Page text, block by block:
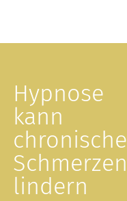
Hypnose
kann
chronische
Schmerzen
lindern